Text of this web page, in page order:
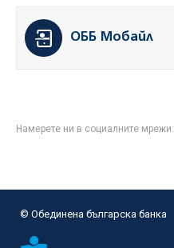
ОББ Мобайл
Намерете ни в социалните мрежи:
© Oбединена българска банка